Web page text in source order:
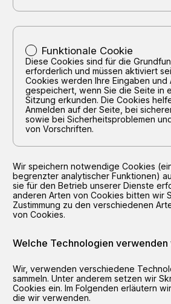
Funktionale Cookie
Diese Cookies sind für die
erforderlich und müssen aktiviert
Cookies werden Ihre Eingaben und
gespeichert, wenn Sie die Seite in
Sitzung erkunden. Die Cookies
Anmelden auf der Seite, bei
sowie bei Sicherheitsproblemen
von Vorschriften.
Wir speichern notwendige Cookies
begrenzter analytischer Funktionen)
sie für den Betrieb unserer Dienste
anderen Arten von Cookies bitten wir
Zustimmung zu den verschiedenen
von Cookies.
Welche Technologien verwenden
Wir, verwenden verschiedene
sammeln. Unter anderem setzen wir
Cookies ein. Im Folgenden erläutern
die wir verwenden.